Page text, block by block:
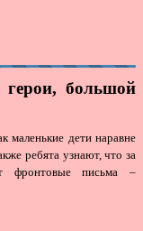
герои, большой
маленькие дети наравне
ребята узнают, что за
фронтовые письма –